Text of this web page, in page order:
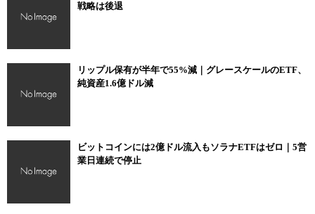
戦略は後退
リップル保有が半年で55%減｜グレースケールのETF、
純資産1.6億ドル減
ビットコインには2億ドル流入もソラナETFはゼロ｜5営
業日連続で停止